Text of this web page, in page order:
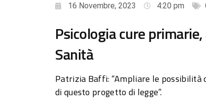
16 Novembre, 2023 4:20 pm
Psicologia cure
Sanità
Patrizia Baffi: “Ampliare le possibilità
di questo progetto di legge”.